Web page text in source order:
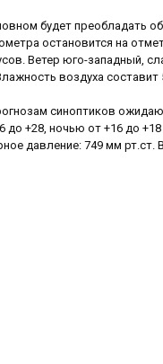
будет преобладать
остановится на
Ветер юго-западный,
воздуха составит
синоптиков
+28, ночью от +16 до
давление: 749 мм рт.ст.